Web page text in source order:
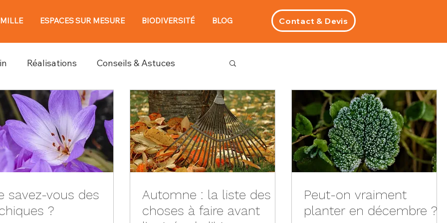
ESPACES SUR MESURE BIODIVERSITÉ BLOG Contact & Devis
Réalisations Conseils & Astuces
savez-vous des
?
Automne : la liste des
choses à faire avant
Peut-on vraiment
planter en décembre ?